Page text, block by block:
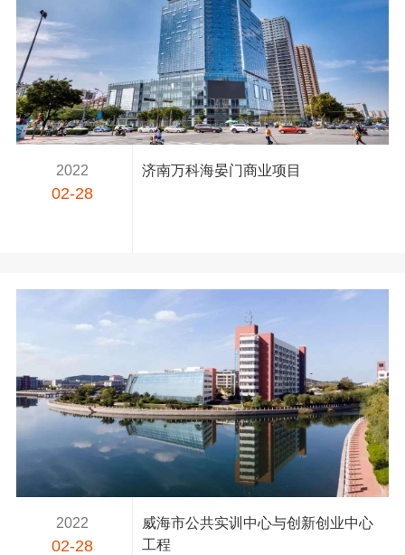
2022
02-28
济南万科海晏门商业项目
2022
02-28
威海市公共实训中心与创新创业中心
工程